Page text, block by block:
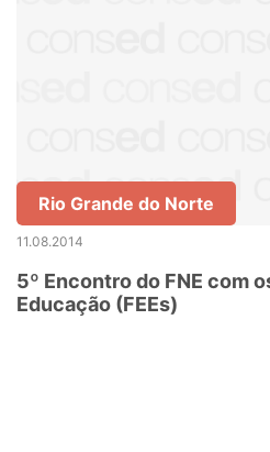
Rio Grande do Norte
11.08.2014
5º Encontro do FNE com
Educação (FEEs)